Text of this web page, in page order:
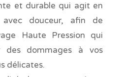
et durable qui agit en
avec douceur, afin de
Haute Pression qui
des dommages à vos
délicates.